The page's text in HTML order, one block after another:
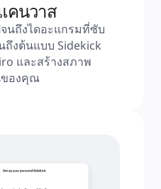
คนวาส
นถึงไดอะแกรมที่ซับ
งต้นแบบ Sidekick
และสร้างสภาพ
ของคุณ